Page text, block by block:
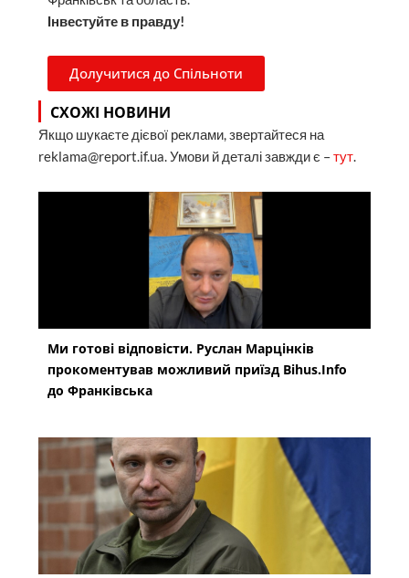
Інвестуйте в правду!
Долучитися до Спільноти
СХОЖІ НОВИНИ
Якщо шукаєте дієвої реклами, звертайтеся на
reklama@report.if.ua. Умови й деталі завжди є –тут.
Ми готові відповісти. Руслан Марцінків
прокоментував можливий приїзд Bihus.Info
до Франківська